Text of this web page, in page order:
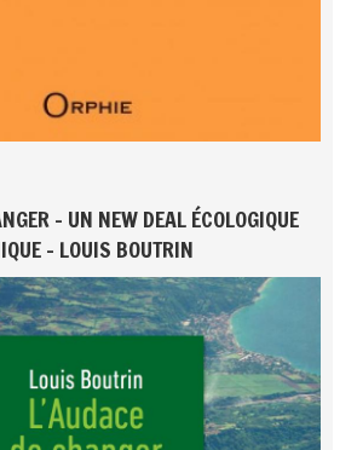
- UN NEW DEAL ÉCOLOGIQUE
- LOUIS BOUTRIN